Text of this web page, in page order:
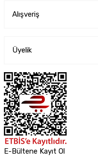
Alışveriş
Üyelik
E-Bültene Kayıt Ol